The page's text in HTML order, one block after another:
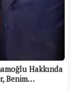
Hakkında
Benim…